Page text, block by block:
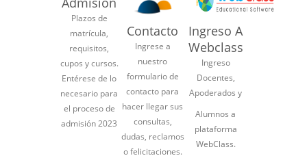
Plazos de
matrícula,
requisitos,
cupos y cursos.
Entérese de lo
necesario para
el proceso de
admisión 2023
Contacto
Ingrese a
nuestro
formulario de
contacto para
hacer llegar sus
consultas,
dudas, reclamos
o felicitaciones.
Ingreso A
Webclass
Ingreso
Docentes,
Apoderados y
Alumnos a
plataforma
WebClass.